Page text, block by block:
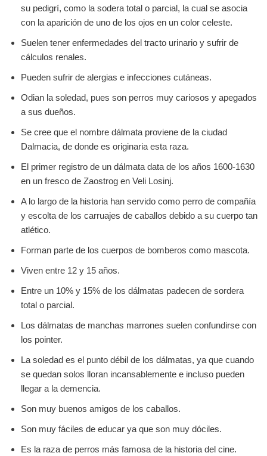
su pedigrí, como la sodera total o parcial, la cual se asocia
con la aparición de uno de los ojos en un color celeste.
Suelen tener enfermedades del tracto urinario y sufrir de
cálculos renales.
Pueden sufrir de alergias e infecciones cutáneas.
Odian la soledad, pues son perros muy cariosos y apegados
a sus dueños.
Se cree que el nombre dálmata proviene de la ciudad
Dalmacia, de donde es originaria esta raza.
El primer registro de un dálmata data de los años 1600-1630
en un fresco de Zaostrog en Veli Losinj.
A lo largo de la historia han servido como perro de compañía
y escolta de los carruajes de caballos debido a su cuerpo tan
atlético.
Forman parte de los cuerpos de bomberos como mascota.
Viven entre 12 y 15 años.
Entre un 10% y 15% de los dálmatas padecen de sordera
total o parcial.
Los dálmatas de manchas marrones suelen confundirse con
los pointer.
La soledad es el punto débil de los dálmatas, ya que cuando
se quedan solos lloran incansablemente e incluso pueden
llegar a la demencia.
Son muy buenos amigos de los caballos.
Son muy fáciles de educar ya que son muy dóciles.
Es la raza de perros más famosa de la historia del cine.